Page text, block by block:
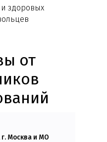
здоровых
от
г. Москва и МО